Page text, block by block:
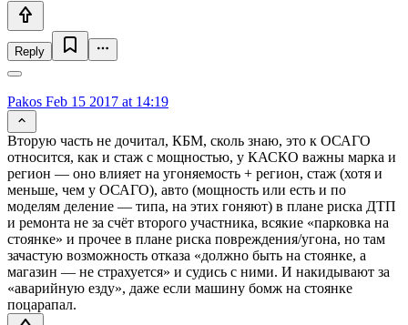
Reply
Pakos Feb 15 2017 at 14:19
Вторую часть не дочитал, КБМ, сколь знаю, это к ОСАГО
относится, как и стаж с мощностью, у КАСКО важны марка и
регион — оно влияет на угоняемость + регион, стаж (хотя и
меньше, чем у ОСАГО), авто (мощность или есть и по
моделям деление — типа, на этих гоняют) в плане риска ДТП
и ремонта не за счёт второго участника, всякие «парковка на
стоянке» и прочее в плане риска повреждения/угона, но там
зачастую возможность отказа «должно быть на стоянке, а
магазин — не страхуется» и судись с ними. И накидывают за
«аварийную езду», даже если машину бомж на стоянке
поцарапал.